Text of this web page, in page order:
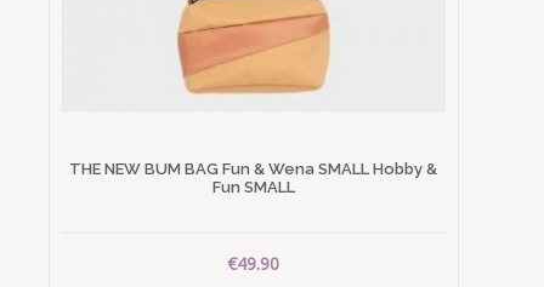
THE NEW BUM BAG Fun & Wena SMALL Hobby &
Fun SMALL
€49.90